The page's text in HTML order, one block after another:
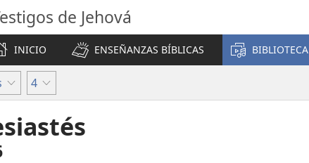
de Jehová
INICIO
ENSEÑANZAS BÍBLICAS BIBLIOTECA
4